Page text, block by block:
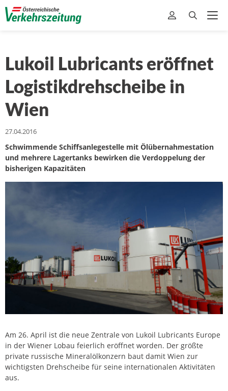
Lukoil Lubricants eröffnet
Logistikdrehscheibe in
Wien
27.04.2016
Schwimmende Schiffsanlegestelle mit Ölübernahmestation
und mehrere Lagertanks bewirken die Verdoppelung der
bisherigen Kapazitäten
Am 26. April ist die neue Zentrale von Lukoil Lubricants Europe
in der Wiener Lobau feierlich eröffnet worden. Der größte
private russische Mineralölkonzern baut damit Wien zur
wichtigsten Drehscheibe für seine internationalen Aktivitäten
aus.